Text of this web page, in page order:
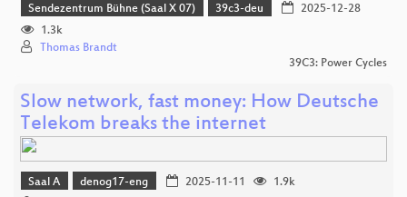
Sendezentrum Bühne (Saal X 07) 39c3-deu
2025-12-28
1.3k
Thomas Brandt
39C3: Power Cycles
Slow network, fast money: How Deutsche
Telekom breaks the internet
Saal A denog17-eng 2025-11-11
1.9k